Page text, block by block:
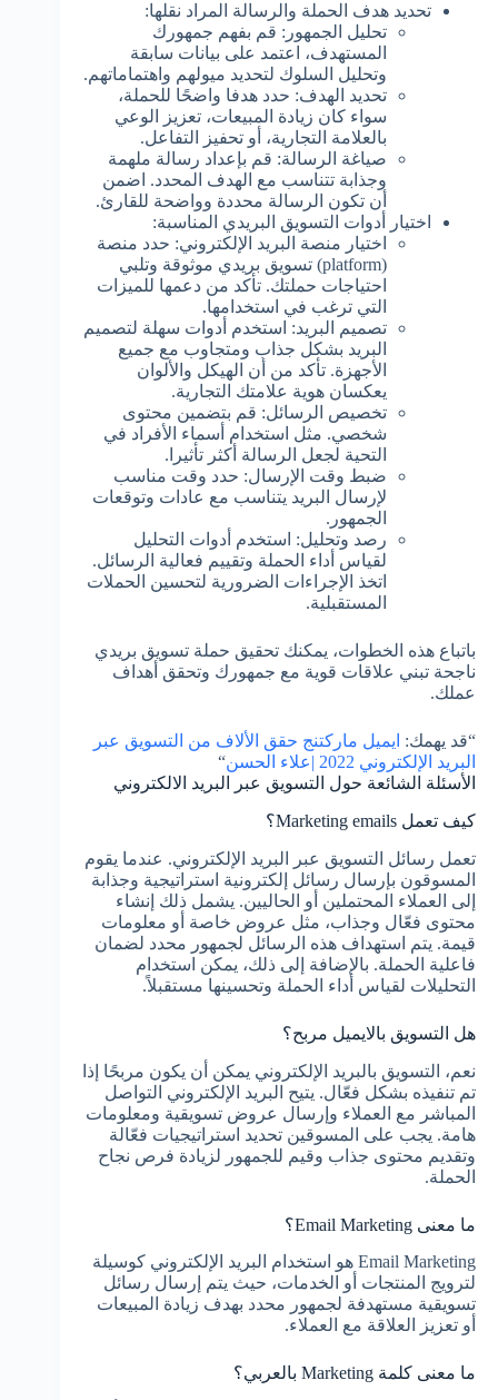
تحديد هدف الحملة والرسالة المراد نقلها:
تحليل الجمهور: قم بفهم جمهورك
المستهدف، اعتمد على بيانات سابقة
وتحليل السلوك لتحديد ميولهم واهتماماتهم.
تحديد الهدف: حدد هدفا واضحًا للحملة،
سواء كان زيادة المبيعات، تعزيز الوعي
بالعلامة التجارية، أو تحفيز التفاعل.
صياغة الرسالة: قم بإعداد رسالة ملهمة
وجذابة تتناسب مع الهدف المحدد. اضمن
أن تكون الرسالة محددة وواضحة للقارئ.
اختيار أدوات التسويق البريدي المناسبة:
اختيار منصة البريد الإلكتروني: حدد منصة
(platform) تسويق بريدي موثوقة وتلبي
احتياجات حملتك. تأكد من دعمها للميزات
التي ترغب في استخدامها.
تصميم البريد: استخدم أدوات سهلة لتصميم
البريد بشكل جذاب ومتجاوب مع جميع
الأجهزة. تأكد من أن الهيكل والألوان
يعكسان هوية علامتك التجارية.
تخصيص الرسائل: قم بتضمين محتوى
شخصي. مثل استخدام أسماء الأفراد في
التحية لجعل الرسالة أكثر تأثيرا.
ضبط وقت الإرسال: حدد وقت مناسب
لإرسال البريد يتناسب مع عادات وتوقعات
الجمهور.
رصد وتحليل: استخدم أدوات التحليل
لقياس أداء الحملة وتقييم فعالية الرسائل.
اتخذ الإجراءات الضرورية لتحسين الحملات
المستقبلية.
باتباع هذه الخطوات، يمكنك تحقيق حملة تسويق بريدي
ناجحة تبني علاقات قوية مع جمهورك وتحقق أهداف
عملك.
“قد يهمك: ايميل ماركتنج حقق الألاف من التسويق عبر
البريد الإلكتروني 2022 |علاء الحسن
“
الأسئلة الشائعة حول التسويق عبر البريد الالكتروني
كيف تعمل Marketing emails؟
تعمل رسائل التسويق عبر البريد الإلكتروني. عندما يقوم
المسوقون بإرسال رسائل إلكترونية استراتيجية وجذابة
إلى العملاء المحتملين أو الحاليين. يشمل ذلك إنشاء
محتوى فعّال وجذاب، مثل عروض خاصة أو معلومات
قيمة. يتم استهداف هذه الرسائل لجمهور محدد لضمان
فاعلية الحملة. بالإضافة إلى ذلك، يمكن استخدام
التحليلات لقياس أداء الحملة وتحسينها مستقبلاً.
هل التسويق بالايميل مربح؟
نعم، التسويق بالبريد الإلكتروني يمكن أن يكون مربحًا إذا
تم تنفيذه بشكل فعّال. يتيح البريد الإلكتروني التواصل
المباشر مع العملاء وإرسال عروض تسويقية ومعلومات
هامة. يجب على المسوقين تحديد استراتيجيات فعّالة
وتقديم محتوى جذاب وقيم للجمهور لزيادة فرص نجاح
الحملة.
ما معنى Email Marketing؟
Email Marketing هو استخدام البريد الإلكتروني كوسيلة
لترويج المنتجات أو الخدمات، حيث يتم إرسال رسائل
تسويقية مستهدفة لجمهور محدد بهدف زيادة المبيعات
أو تعزيز العلاقة مع العملاء.
ما معنى كلمة Marketing بالعربي؟